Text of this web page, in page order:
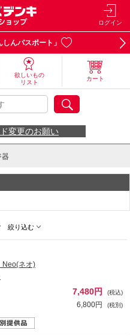
ログイン
んパスポート」
欲しいもの
リスト
カート
変更のお願い
器
絞り込む
ネオ)
7,480円 (税込)
6,800円 (税別)